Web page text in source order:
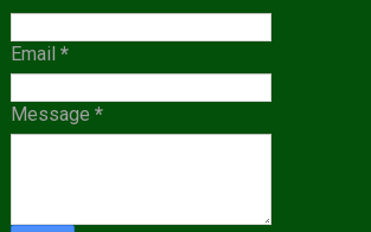
Email *
Message *